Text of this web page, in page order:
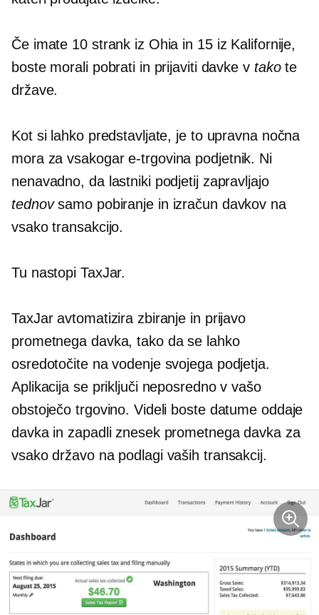
Če imate 10 strank iz Ohia in 15 iz Kalifornije,
boste morali pobrati in prijaviti davke v takote
države.
Kot si lahko predstavljate, je to upravna nočna
mora za vsakogare-trgovinapodjetnik. Ni
nenavadno, da lastniki podjetij zapravljajo
tednovsamo pobiranje in izračun davkov na
vsako transakcijo.
Tu nastopi TaxJar.
TaxJar avtomatizira zbiranje in prijavo
prometnega davka, tako da se lahko
osredotočite na vodenje svojega podjetja.
Aplikacija se priključi neposredno v vašo
obstoječo trgovino. Videli boste datume oddaje
davka in zapadli znesek prometnega davka za
vsako državo na podlagi vaših transakcij.